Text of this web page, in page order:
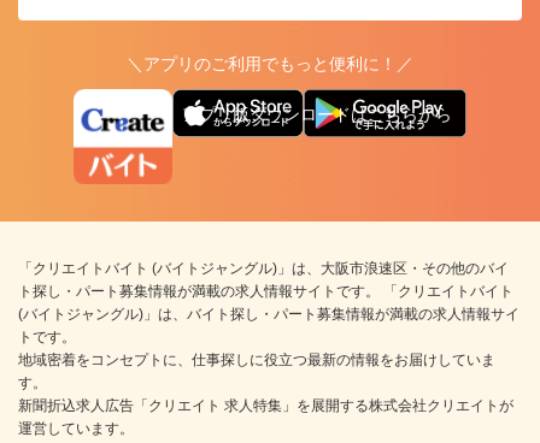
＼アプリのご利用でもっと便利に！／
アプリ版ダウンロードはこちらから
「クリエイトバイト (バイトジャングル)」は、大阪市浪速区・その他のバイ
ト探し・パート募集情報が満載の求人情報サイトです。 「クリエイトバイト
(バイトジャングル)」は、バイト探し・パート募集情報が満載の求人情報サイ
トです。
地域密着をコンセプトに、仕事探しに役立つ最新の情報をお届けしていま
す。
新聞折込求人広告「クリエイト 求人特集」を展開する株式会社クリエイトが
運営しています。